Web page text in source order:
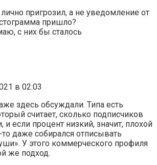
пригрозил, а не уведомление от
пришло?
с них бы сталось
в 02:03
здесь обсуждали. Типа есть
считает, сколько подписчиков
и если процент низкий, значит, плохой
то даже собирался отписывать
У этого коммерческого профиля
же подход.